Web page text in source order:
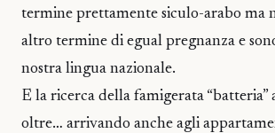
termine prettamente siculo-arabo ma
altro termine di egual pregnanza e
nostra lingua nazionale.
E la ricerca della famigerata “batteria”
oltre… arrivando anche agli